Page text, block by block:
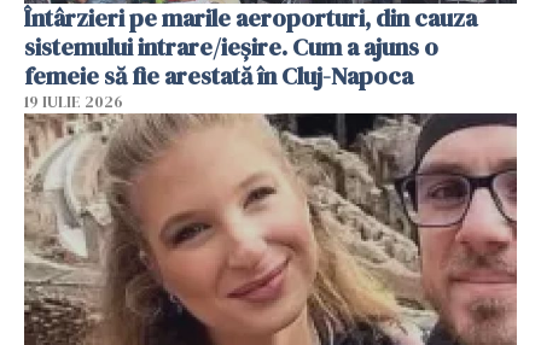
Întârzieri pe marile aeroporturi, din cauza
sistemului intrare/ieșire. Cum a ajuns o
femeie să fie arestată în Cluj-Napoca
19 IULIE 2026